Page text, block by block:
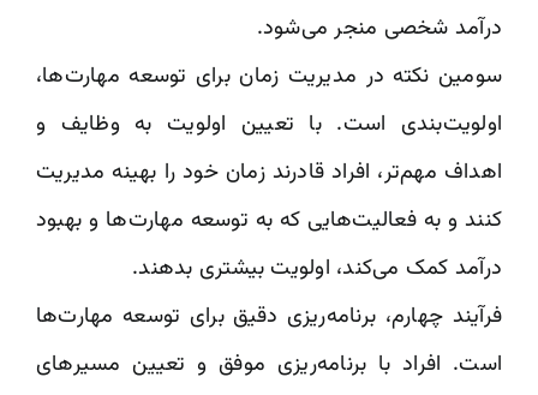
درآمد شخصی منجر می‌شود.
سومین نکته در مدیریت زمان برای توسعه مهارت‌ها،
اولویت‌بندی است. با تعیین اولویت به وظایف و
اهداف مهم‌تر، افراد قادرند زمان خود را بهینه مدیریت
کنند و به فعالیت‌هایی که به توسعه مهارت‌ها و بهبود
درآمد کمک می‌کند، اولویت بیشتری بدهند.
فرآیند چهارم، برنامه‌ریزی دقیق برای توسعه مهارت‌ها
است. افراد با برنامه‌ریزی موفق و تعیین مسیرهای